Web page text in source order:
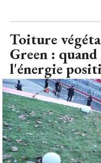
Toiture
Green :
l'énergie